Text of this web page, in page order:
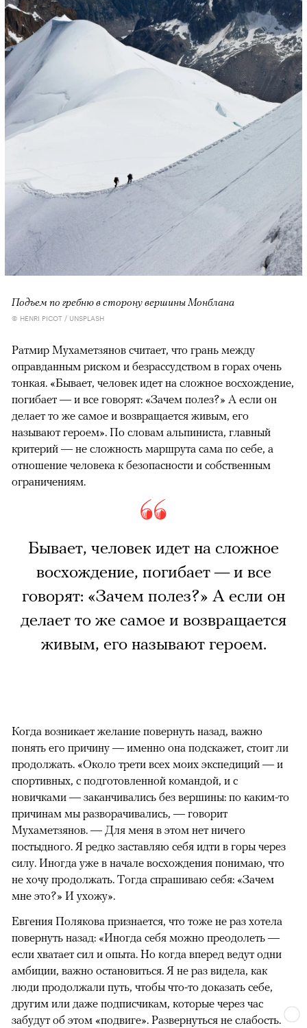
Подъем по гребню в сторону вершины Монблана
© HENRI PICOT / UNSPLASH
Ратмир Мухаметзянов считает, что грань между
оправданным риском и безрассудством в горах очень
тонкая. «Бывает, человек идет на сложное восхождение,
погибает — и все говорят: «Зачем полез?» А если он
делает то же самое и возвращается живым, его
называют героем». По словам альпиниста, главный
критерий — не сложность маршрута сама по себе, а
отношение человека к безопасности и собственным
ограничениям.
Бывает, человек идет на сложное
восхождение, погибает — и все
говорят: «Зачем полез?» А если он
делает то же самое и возвращается
живым, его называют героем.
Когда возникает желание повернуть назад, важно
понять его причину — именно она подскажет, стоит ли
продолжать. «Около трети всех моих экспедиций — и
спортивных, с подготовленной командой, и с
новичками — заканчивались без вершины: по каким-то
причинам мы разворачивались, — говорит
Мухаметзянов. — Для меня в этом нет ничего
постыдного. Я редко заставляю себя идти в горы через
силу. Иногда уже в начале восхождения понимаю, что
не хочу продолжать. Тогда спрашиваю себя: «Зачем
мне это?» И ухожу».
Евгения Полякова признается, что тоже не раз хотела
повернуть назад: «Иногда себя можно преодолеть —
если хватает сил и опыта. Но когда вперед ведут одни
амбиции, важно остановиться. Я не раз видела, как
люди продолжали путь, чтобы что-то доказать себе,
другим или даже подписчикам, которые через час
забудут об этом «подвиге». Развернуться не слабость.